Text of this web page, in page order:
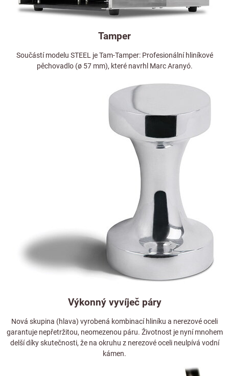
Tamper
Součástí modelu STEEL je Tam-Tamper: Profesionální hliníkové
pěchovadlo (ø 57 mm), které navrhl Marc Aranyó.
Výkonný vyvíječ páry
Nová skupina (hlava) vyrobená kombinací hliníku a nerezové oceli
garantuje nepřetržitou, neomezenou páru. Životnost je nyní mnohem
delší díky skutečnosti, že na okruhu z nerezové oceli neulpívá vodní
kámen.